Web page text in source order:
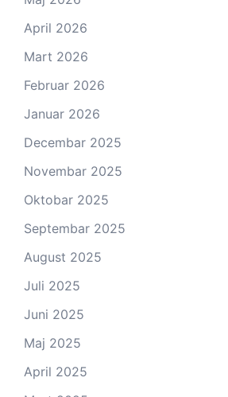
April 2026
Mart 2026
Februar 2026
Januar 2026
Decembar 2025
Novembar 2025
Oktobar 2025
Septembar 2025
August 2025
Juli 2025
Juni 2025
Maj 2025
April 2025